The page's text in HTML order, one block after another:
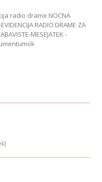
radio drame NOCNA
RADIO DRAME ZA
MESEJATEK -